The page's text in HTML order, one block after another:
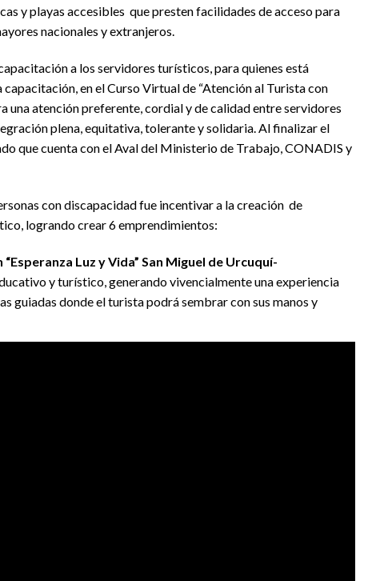
y playas accesibles que presten facilidades de acceso para
nacionales y extranjeros.
a los servidores turísticos, para quienes está
capacitación, en el Curso Virtual de “Atención al Turista con
una atención preferente, cordial y de calidad entre servidores
plena, equitativa, tolerante y solidaria. Al finalizar el
que cuenta con el Aval del Ministerio de Trabajo, CONADIS y
con discapacidad fue incentivar a la creación de
logrando crear 6 emprendimientos:
Luz y Vida” San Miguel de Urcuquí-
y turístico, generando vivencialmente una experiencia
guiadas donde el turista podrá sembrar con sus manos y